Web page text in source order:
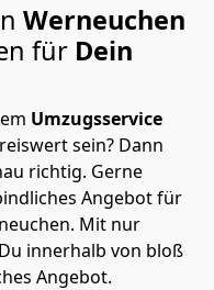
Werneuchen
für Dein
Umzugsservice
sein? Dann
richtig. Gerne
Angebot für
Mit nur
innerhalb von bloß
Angebot.